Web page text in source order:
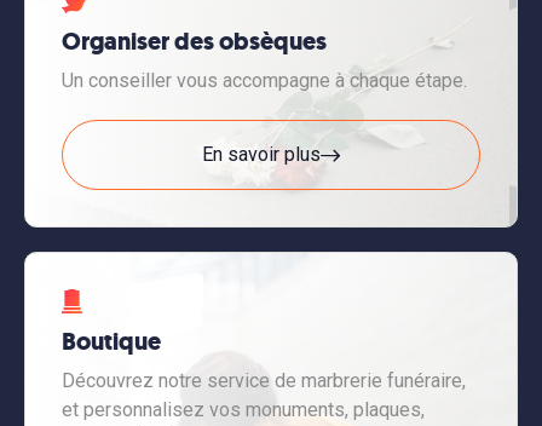
Organiser des obsèques
Un conseiller vous accompagne à chaque étape.
En savoir plus
Boutique
Découvrez notre service de marbrerie funéraire,
et personnalisez vos monuments, plaques,